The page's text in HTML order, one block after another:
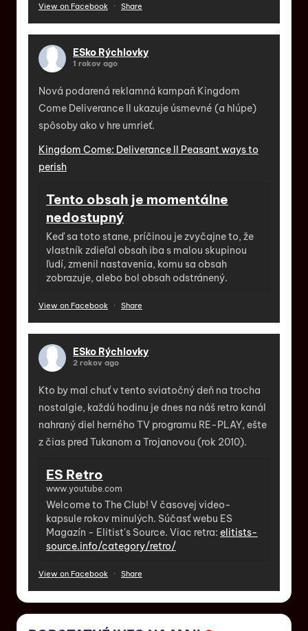
View on Facebook · Share
ESko Rýchlovky
1 rokov ago
Nová podarená reklamná kampaň Kingdom
Come Deliverance II ukazuje úsmevné (a hlúpe)
spôsoby ako v hre umrieť.
Kingdom Come: Deliverance II Peasant ways to
perish
Tento obsah je momentálne
nedostupný
Keď sa toto stane, príčinou je zvyčajne to, že
vlastník zdieľal obsah iba s malou skupinou
ľudí, zmenil nastavenia, komu sa obsah
zobrazuje, alebo bol obsah odstránený.
View on Facebook · Share
ESko Rýchlovky
2 rokov ago
Kto by mal chuť v tento sviatočný deň na trocha
nostalgie, každú hodinu je dnes na náš retro kanál
nahraný diel herného TV programu RE-PLAY, ešte
z čias pred Tukanom a Trojanovou (rok 2010).
ES Retro
www.youtube.com
Welcome to The Club! V časovej video-
kapsule rokov minulých. Súčasť webu ES
Magazín - Elitist's Source. Viac retra: elitists-
source.info/category/retro/
View on Facebook · Share